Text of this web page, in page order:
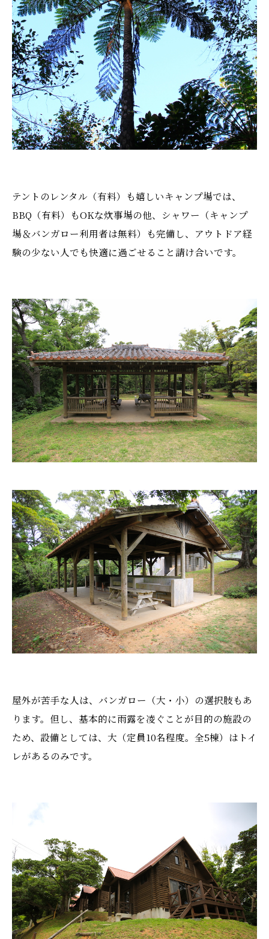
テントのレンタル（有料）も嬉しいキャンプ場では、
BBQ（有料）もOKな炊事場の他、シャワー（キャンプ
場＆バンガロー利用者は無料）も完備し、アウトドア経
験の少ない人でも快適に過ごせること請け合いです。
屋外が苦手な人は、バンガロー（大・小）の選択肢もあ
ります。但し、基本的に雨露を凌ぐことが目的の施設の
ため、設備としては、大（定員10名程度。全5棟）はトイ
レがあるのみです。